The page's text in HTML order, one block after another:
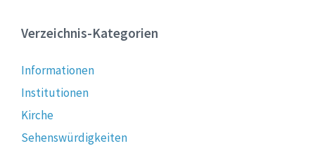
Verzeichnis-Kategorien
Informationen
Institutionen
Kirche
Sehenswürdigkeiten